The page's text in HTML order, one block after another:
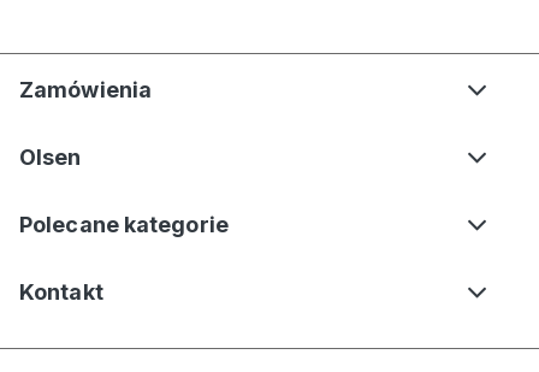
Zamówienia
Olsen
Polecane kategorie
Kontakt